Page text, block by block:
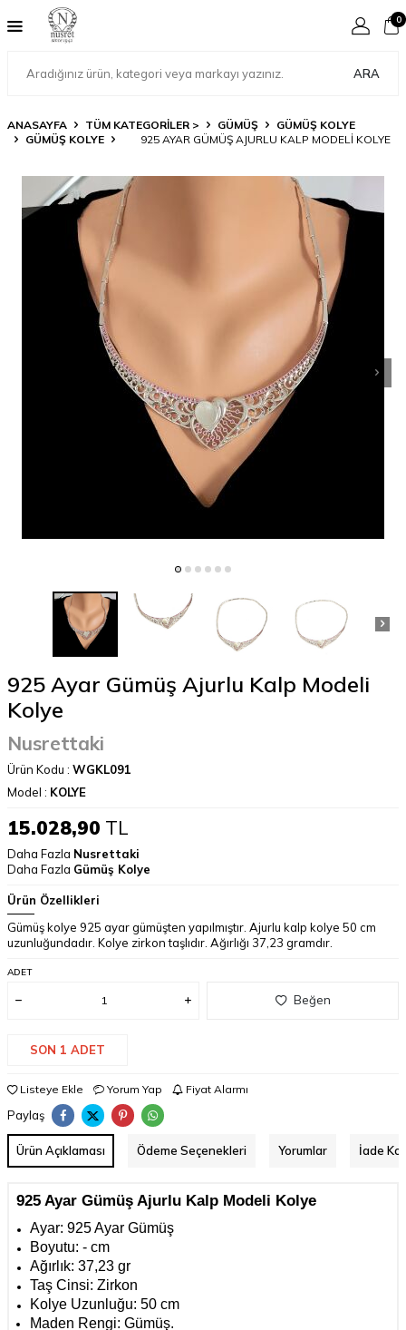
ARA
0
ANASAYFA TÜM KATEGORİLER > GÜMÜŞ
GÜMÜŞ KOLYE
GÜMÜŞ KOLYE
925 AYAR GÜMÜŞ AJURLU KALP MODELI KOLYE
925 Ayar Gümüş Ajurlu Kalp Modeli
Kolye
Nusrettaki
Ürün Kodu : WGKL091
Model : KOLYE
15.028,90 TL
Daha Fazla Nusrettaki
Daha Fazla Gümüş Kolye
Ürün Özellikleri
Gümüş kolye 925 ayar gümüşten yapılmıştır. Ajurlu kalp kolye 50 cm
uzunluğundadır. Kolye zirkon taşlıdır. Ağırlığı 37,23 gramdır.
ADET
Beğen
SON 1 ADET
Listeye Ekle Yorum Yap Fiyat Alarmı
Paylaş
Ürün Açıklaması Ödeme Seçenekleri Yorumlar İade
925 Ayar Gümüş Ajurlu Kalp Modeli Kolye
Ayar: 925 Ayar Gümüş
Boyutu: - cm
Ağırlık: 37,23 gr
Taş Cinsi: Zirkon
Kolye Uzunluğu: 50 cm
Maden Rengi: Gümüş.